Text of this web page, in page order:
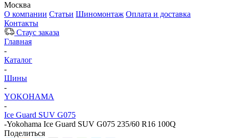
Москва
О компании Статьи Шиномонтаж Оплата и доставка
Контакты
Стаус заказа
Главная
-
Каталог
-
Шины
-
YOKOHAMA
-
Ice Guard SUV G075
-Yokohama Ice Guard SUV G075 235/60 R16 100Q
Поделиться